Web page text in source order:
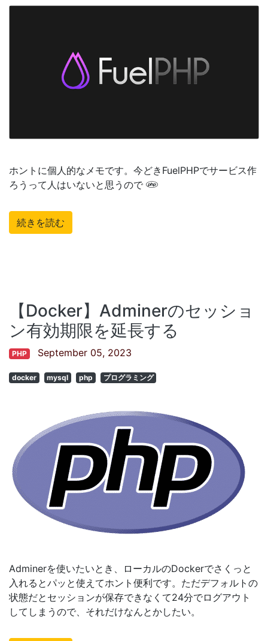
ホントに個人的なメモです。今どきFuelPHPでサービス作
ろうって人はいないと思うので
続きを読む
【Docker】Adminerのセッショ
ン有効期限を延長する
PHP September 05, 2023
docker mysql php プログラミング
Adminerを使いたいとき、ローカルのDockerでさくっと
入れるとパッと使えてホント便利です。ただデフォルトの
状態だとセッションが保存できなくて24分でログアウト
してしまうので、それだけなんとかしたい。